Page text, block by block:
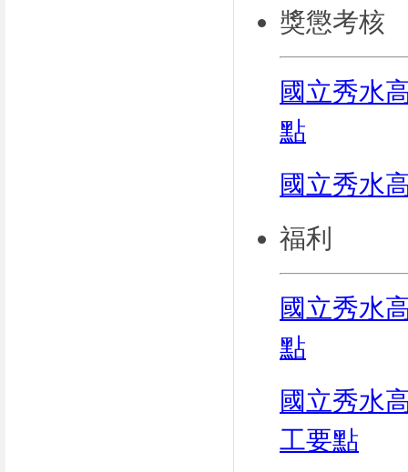
​獎懲考核
國立秀水
點
國立秀水
​福利
國立秀水
點
國立秀水
工要點